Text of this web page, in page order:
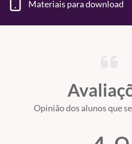
Materiais para download
Opinião dos alunos que